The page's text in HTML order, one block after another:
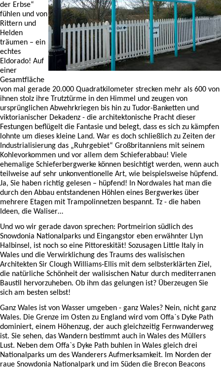
der Erbse“
fühlen und von
Rittern und
Helden
träumen – ein
echtes
Eldorado! Auf
einer
Gesamtfläche
von mal gerade 20.000 Quadratkilometer strecken mehr als 600 von
ihnen stolz ihre Trutztürme in den Himmel und zeugen von
ursprünglichen Abwehrkriegen bis hin zu Tudor-Banketten und
viktorianischer Dekadenz - die architektonische Pracht dieser
Festungen beflügelt die Fantasie und belegt, dass es sich zu kämpfen
lohnte um dieses kleine Land. War es doch schließlich zu Zeiten der
Industrialisierung das „Ruhrgebiet“ Großbritanniens mit seinem
Kohlevorkommen und vor allem dem Schieferabbau! Viele
ehemalige Schieferbergwerke können besichtigt werden, wenn auch
teilweise auf sehr unkonventionelle Art, wie beispielsweise hüpfend.
Ja, Sie haben richtig gelesen – hüpfend! In Nordwales hat man die
durch den Abbau entstandenen Höhlen eines Bergwerkes über
mehrere Etagen mit Trampolinnetzen bespannt. Tz - die haben
Ideen, die Waliser…
Und wo wir gerade davon sprechen: Portmeirion südlich des
Snowdonia Nationalparks und Eingangstor eben erwähnter Llyn
Halbinsel, ist noch so eine Pittoreskität! Sozusagen Little Italy in
Wales und die Verwirklichung des Traums des walisischen
Architekten Sir Clough Williams-Ellis mit dem selbsterklärten Ziel,
die natürliche Schönheit der walisischen Natur durch mediterranen
Baustil hervorzuheben. Ob ihm das gelungen ist? Überzeugen Sie
sich am besten selbst!
Ganz Wales ist von Wasser umgeben - ganz Wales? Nein, nicht ganz
Wales. Die Grenze im Osten zu England wird vom Offa`s Dyke Path
dominiert, einem Höhenzug, der auch gleichzeitig Fernwanderweg
ist. Sie sehen, das Wandern bestimmt auch in Wales des Müllers
Lust. Neben dem Offa`s Dyke Path buhlen in Wales gleich drei
Nationalparks um des Wanderers Aufmerksamkeit. Im Norden der
raue Snowdonia Nationalpark und im Süden die Brecon Beacons